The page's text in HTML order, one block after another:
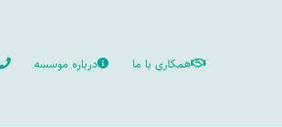
همکاری با ما درباره موسسه